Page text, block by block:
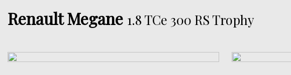
Renault Megane 1.8 TCe 300 RS Trophy